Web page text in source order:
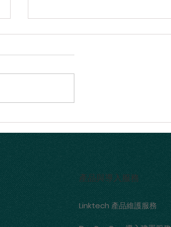
Linktech 獨家專訪 Oobeya 原
廠專家：突破軟體開發瓶頸，
精準衡量 AI 工具的真實 ROI
產品與導入服務
Linktech 產品維護服務